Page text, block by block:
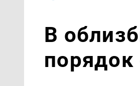
В
порядок